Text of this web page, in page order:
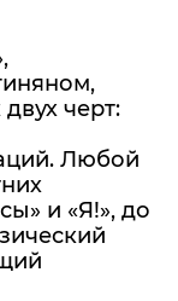
черт:
Любой
и «Я!», до